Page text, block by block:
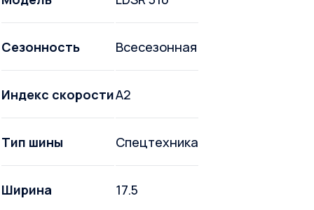
Сезонность Всесезонная
Индекс скоростиA2
Тип шины Спецтехника
Ширина 17.5